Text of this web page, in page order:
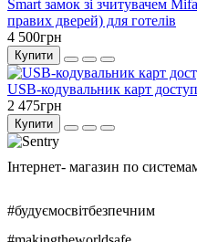
Smart замок зі зчитувачем
правих дверей) для готелів
4 500грн
Купити
USB-кодувальник карт
2 475грн
Купити
Інтернет- магазин по
#будуємосвітбезпечним